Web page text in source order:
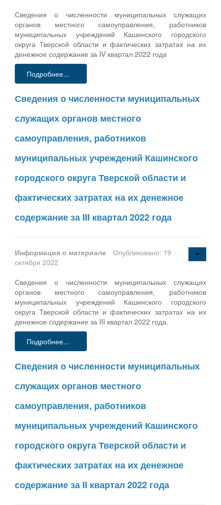
Сведения о численности муниципальных служащих
органов местного самоуправления, работников
муниципальных учреждений Кашинского городского
округа Тверской области и фактических затратах на их
денежное содержание за IV квартал 2022 года
Подробнее...
Сведения о численности муниципальных
служащих органов местного
самоуправления, работников
муниципальных учреждений Кашинского
городского округа Тверской области и
фактических затратах на их денежное
содержание за III квартал 2022 года
Информация о материале
Опубликовано: 19
октября 2022
Сведения о численности муниципальных служащих
органов местного самоуправления, работников
муниципальных учреждений Кашинского городского
округа Тверской области и фактических затратах на их
денежное содержание за III квартал 2022 года.
Подробнее...
Сведения о численности муниципальных
служащих органов местного
самоуправления, работников
муниципальных учреждений Кашинского
городского округа Тверской области и
фактических затратах на их денежное
содержание за II квартал 2022 года